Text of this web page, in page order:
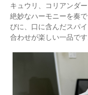
キュウリ、コリアンダ
絶妙なハーモニーを奏
びに、口に含んだスパ
合わせが楽しい一品です